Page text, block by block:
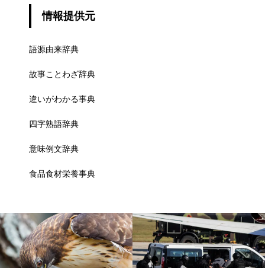
情報提供元
語源由来辞典
故事ことわざ辞典
違いがわかる事典
四字熟語辞典
意味例文辞典
食品食材栄養事典